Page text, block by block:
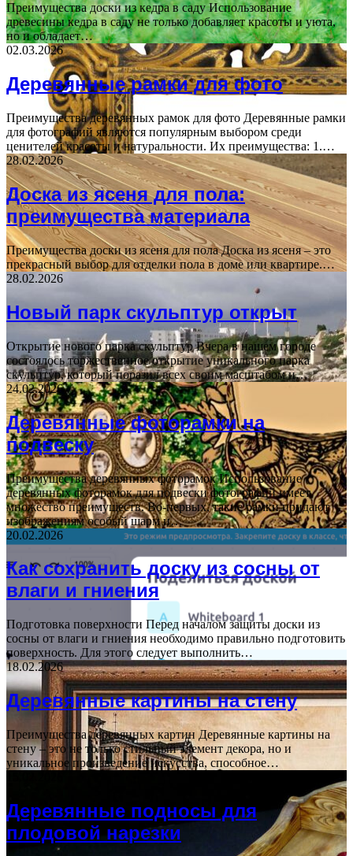
Преимущества доски из кедра в саду Использование
древесины кедра в саду не только добавляет красоты и уюта,
но и обладает…
02.03.2026
Деревянные рамки для фото
Преимущества деревянных рамок для фото Деревянные рамки
для фотографий являются популярным выбором среди
ценителей красоты и натуральности. Их преимущества: 1.…
28.02.2026
Доска из ясеня для пола:
преимущества материала
Преимущества доски из ясеня для пола Доска из ясеня – это
прекрасный выбор для отделки пола в доме или квартире.…
28.02.2026
Новый парк скульптур открыт
Открытие нового парка скульптур Вчера в нашем городе
состоялось торжественное открытие уникального парка
скульптур, который поразил всех своим масштабом и…
24.02.2026
Деревянные фоторамки на
подвеску
Преимущества деревянных фоторамок Использование
деревянных фоторамок для подвески фотографий имеет
множество преимуществ. Во-первых, такие рамки придают
изображениям особый шарм и…
20.02.2026
Как сохранить доску из сосны от
влаги и гниения
Подготовка поверхности Перед началом защиты доски из
сосны от влаги и гниения необходимо правильно подготовить
поверхность. Для этого следует выполнить…
18.02.2026
Деревянные картины на стену
Преимущества деревянных картин Деревянные картины на
стену – это не только стильный элемент декора, но и
уникальное произведение искусства, способное…
Деревянные подносы для
плодовой нарезки